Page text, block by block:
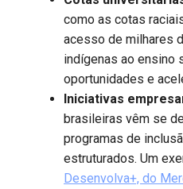
como as cotas
acesso de milhares
indígenas ao ensino
oportunidades e
Iniciativas
brasileiras vêm se
programas de
estruturados. Um
Desenvolva+, do